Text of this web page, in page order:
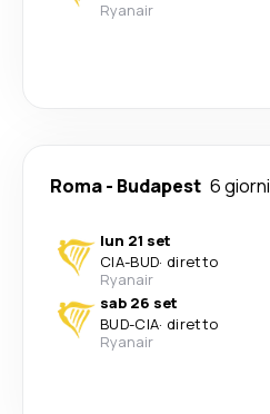
Ryanair
Roma- Budapest 6 giorni
lun 21 set
CIA-BUD· diretto
Ryanair
sab 26 set
BUD-CIA· diretto
Ryanair